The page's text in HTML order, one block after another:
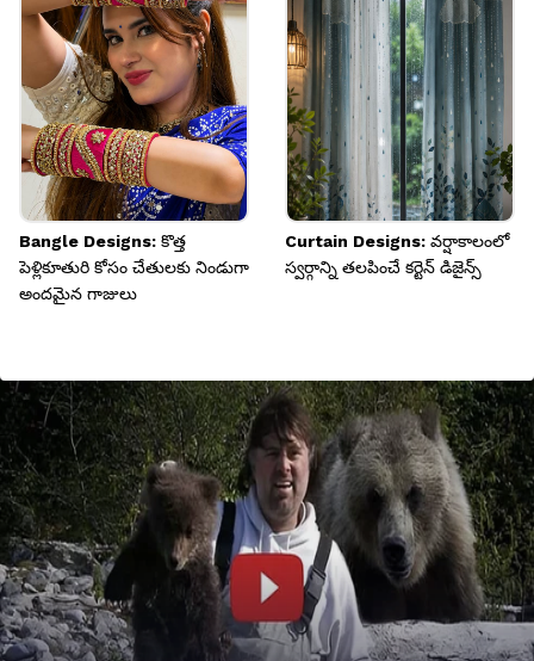
Bangle Designs: కొత్త
పెళ్లికూతురి కోసం చేతులకు నిండుగా
అందమైన గాజులు
Curtain Designs: వర్షాకాలంలో
స్వర్గాన్ని తలపించే కర్టెన్ డిజైన్స్